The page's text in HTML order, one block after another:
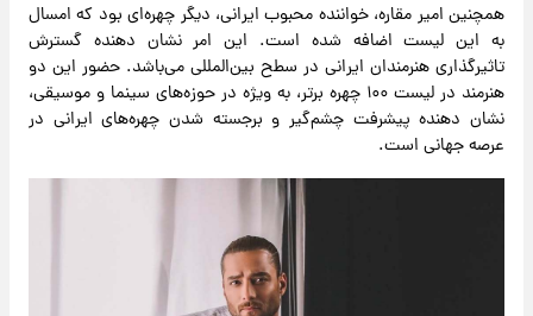
همچنین امیر مقاره، خواننده محبوب ایرانی، دیگر چهره‌ای بود که امسال
به این لیست اضافه شده است. این امر نشان‌ دهنده‌ گسترش
تاثیرگذاری هنرمندان ایرانی در سطح بین‌المللی می‌باشد. حضور این دو
هنرمند در لیست ۱۰۰ چهره برتر، به‌ ویژه در حوزه‌های سینما و موسیقی،
نشان‌ دهنده پیشرفت چشم‌گیر و برجسته شدن چهره‌های ایرانی در
عرصه جهانی است.